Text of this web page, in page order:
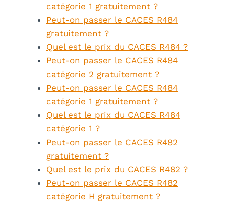
catégorie 1 gratuitement ?
Peut-on passer le CACES R484
gratuitement ?
Quel est le prix du CACES R484 ?
Peut-on passer le CACES R484
catégorie 2 gratuitement ?
Peut-on passer le CACES R484
catégorie 1 gratuitement ?
Quel est le prix du CACES R484
catégorie 1 ?
Peut-on passer le CACES R482
gratuitement ?
Quel est le prix du CACES R482 ?
Peut-on passer le CACES R482
catégorie H gratuitement ?